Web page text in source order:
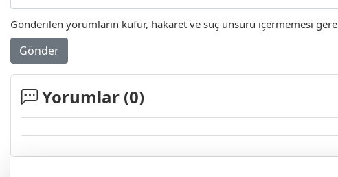
Gönderilen yorumların küfür, hakaret ve suç unsuru içermemesi
Gönder
Yorumlar (0)